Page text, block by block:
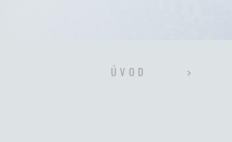
ÚVOD